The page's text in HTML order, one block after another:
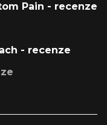
Pain - recenze
- recenze